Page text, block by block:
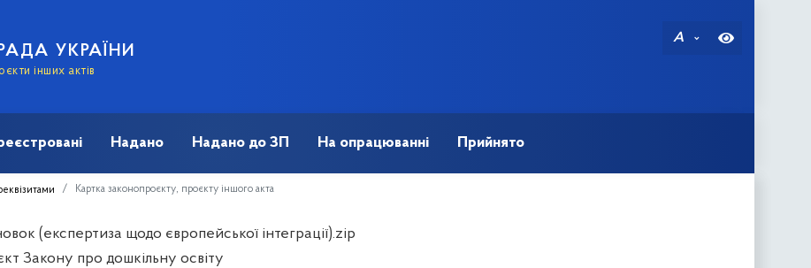
УКРАЇНИ
інших актів
A
Надано Надано до ЗП На опрацюванні Прийнято
Картка законопроєкту, проєкту іншого акта
(експертиза щодо європейської інтеграції).zip
Закону про дошкільну освіту